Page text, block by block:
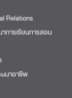
Relations
การเรียนการสอน
นาอาชีพ